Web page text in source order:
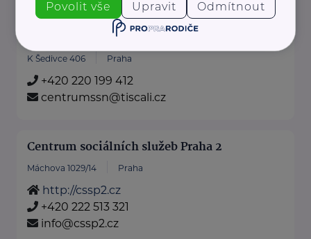
Centrum sociálních služeb Nebušice
K Šedivce 406 Praha
+420 220 199 412
centrumssn@tiscali.cz
Centrum sociálních služeb Praha 2
Máchova 1029/14 Praha
http://cssp2.cz
+420 222 513 321
info@cssp2.cz
Povolit vše Upravit Odmítnout